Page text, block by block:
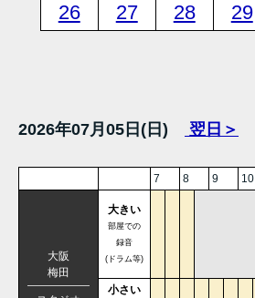
26
27 28 29
2026年07月05日(日) 翌日＞
7 8 9 10
大阪
梅田
大きい
部屋での
録音
(ドラム等)
小さい